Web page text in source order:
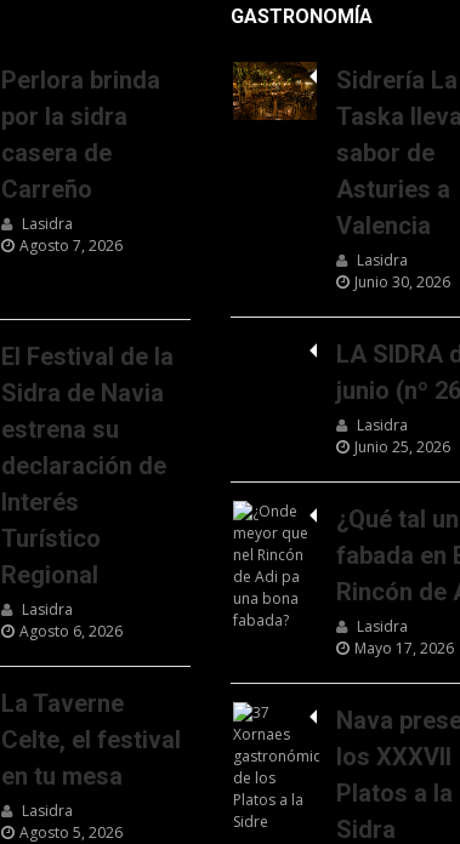
Perlora brinda
por la sidra
casera de
Carreño
Lasidra
Agosto 7, 2026
El Festival de la
Sidra de Navia
estrena su
declaración de
Interés
Turístico
Regional
Lasidra
Agosto 6, 2026
La Taverne
Celte, el festival
en tu mesa
Lasidra
Agosto 5, 2026
GASTRONOMÍA
Sidrería La
Taska
sabor de
Asturies a
Valencia
Lasidra
Junio 30, 2026
LA SIDRA
junio (nº
Lasidra
Junio 25, 2026
¿Qué tal
fabada en
Rincón de
Lasidra
Mayo 17, 2026
Nava
los XXXVII
Platos a la
Sidra